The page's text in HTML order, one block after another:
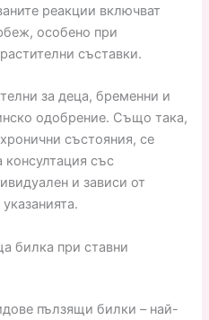
реакции включват
особено при
съставки.
за деца, бременни и
одобрение. Също така,
състояния, се
консултация със
и зависи от
билка при ставни
пълзящи билки – най-